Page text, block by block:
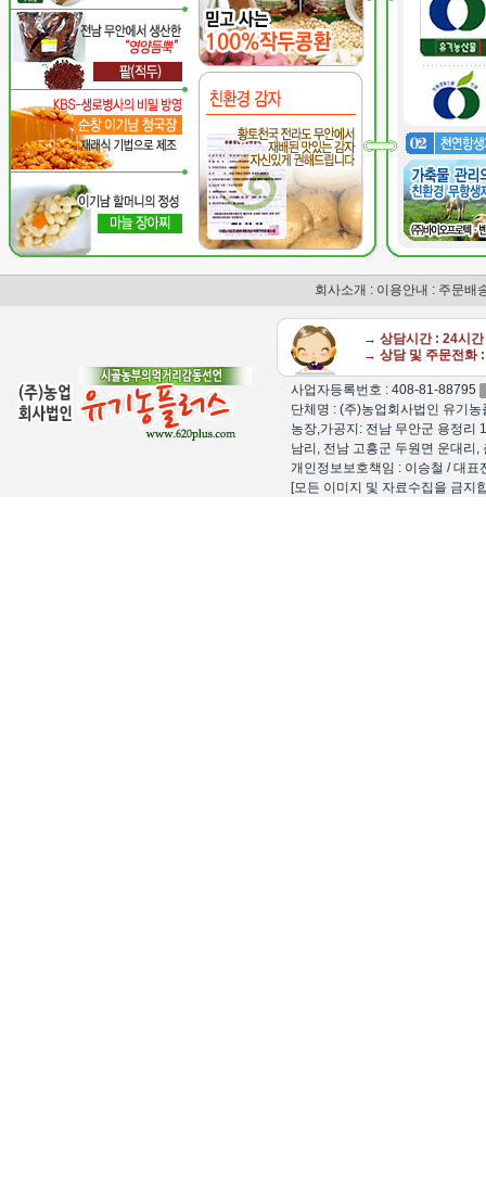
회사소개 : 이용안내 : 주문배
→ 상담시간 : 24시간
→ 상담 및 주문전화
사업자등록번호 : 408-81-88795
단체명 : (주)농업회사법인 유기
농장,가공지: 전남 무안군 용정리
남리, 전남 고흥군 두원면 운대리
개인정보보호책임 : 이승철 / 대
[모든 이미지 및 자료수집을 금지